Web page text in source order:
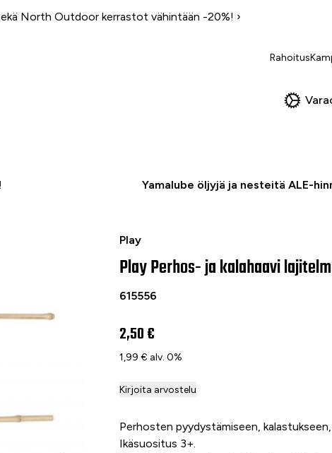
North Outdoor kerrastot vähintään -20%! ›
Rahoitus
Yamalube öljyjä ja nesteitä ALE-
Play
Play Perhos- ja kalahaavi lajitelma
Play Perhos- ja kalahaavi
615556
2,50 €
1,99 € alv. 0%
Kirjoita arvostelu
Perhosten pyydystämiseen,
Ikäsuositus 3+.